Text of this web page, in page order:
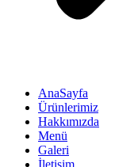
AnaSayfa
Ürünlerimiz
Hakkımızda
Menü
Galeri
İletişim